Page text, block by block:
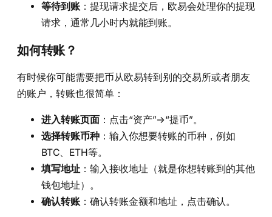
等待到账 ：提现请求提交后，欧易会处理你的提现
请求，通常几小时内就能到账。
如何转账？
有时候你可能需要把币从欧易转到别的交易所或者朋友
的账户，转账也很简单：
进入转账页面 ：点击“资产”->“提币”。
选择转账币种 ：输入你想要转账的币种，例如
BTC、ETH等。
填写地址 ：输入接收地址（就是你想转账到的其他
钱包地址）。
确认转账 ：确认转账金额和地址，点击确认。